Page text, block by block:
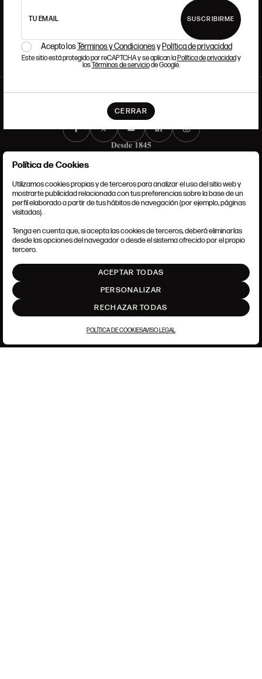
TU EMAIL SUSCRIBIRME
Acepto losTérminos y Condicionesy Política de privacidad
Este sitio está protegido por reCAPTCHA y se aplican laPolítica de privacidady
losTérminos de serviciode Google.
CERRAR
CONDICIONES GENERALES
POLÍTICA DE COOKIES
AJUSTE DE COOKIES
Política de Cookies
Utilizamos cookies propias y de terceros para analizar el uso del sitio web y
mostrarte publicidad relacionada con tus preferencias sobre la base de un
perfil elaborado a partir de tus hábitos de navegación (por ejemplo, páginas
visitadas).
Tenga en cuenta que, si acepta las cookies de terceros, deberá eliminarlas
desde las opciones del navegador o desde el sistema ofrecido por el propio
tercero.
ACEPTAR TODAS
PERSONALIZAR
RECHAZAR TODAS
POLÍTICA DE COOKIESAVISO LEGAL